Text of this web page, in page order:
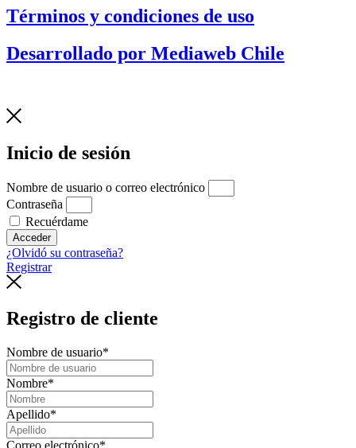
Términos y condiciones de uso
Desarrollado por Mediaweb Chile
Inicio de sesión
Nombre de usuario o correo electrónico
Contraseña
Recuérdame
Acceder
¿Olvidó su contraseña?
Registrar
Registro de cliente
Nombre de usuario*
Nombre*
Apellido*
Correo electrónico*